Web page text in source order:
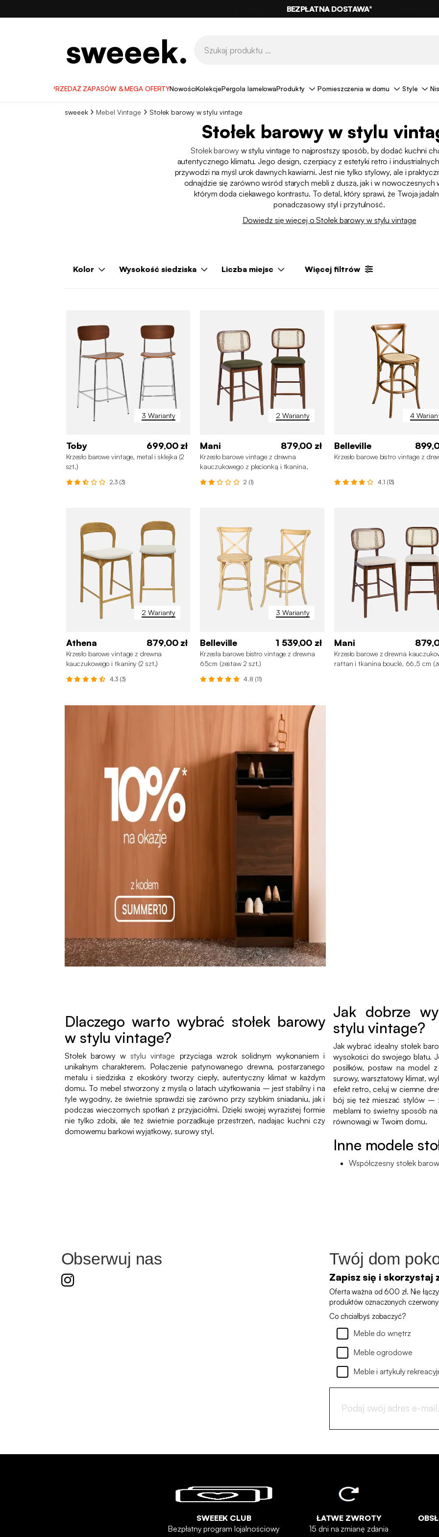
BEZPŁATNA DOSTAWA*
WYPRZEDAŻ ZAPASÓW & MEGA OFERTYNowościKolekcjePergola lamelowaProdukty Pomieszczenia w domu Style
sweeek Mebel Vintage Stołek barowy w stylu vintage
Stołek barowy w stylu
Stołek barowyw stylu vintage to najprostszy sposób, by dodać kuchni
autentycznego klimatu. Jego design, czerpiący z estetyki retro i
przywodzi na myśl urok dawnych kawiarni. Jest nie tylko stylowy, ale i
odnajdzie się zarówno wśród starych mebli z duszą, jak i w nowoczesnych
którym doda ciekawego kontrastu. To detal, który sprawi, że Twoja
ponadczasowy styl i przytulność.
Dowiedz się więcej o Stołek barowy w stylu vintage
Kolor Wysokość siedziska Liczba miejsc Więcej filtrów
3 Warianty
Toby 699,00 zł
Krzesło barowe vintage, metal i sklejka (2
szt.)
2.3 (3)
2 Warianty
Mani 879,00 zł
Krzesło barowe vintage z drewna
kauczukowego z plecionką i tkanina,
2 (1)
4
Belleville
Krzesło barowe bistro vintage z
4.1 (13)
2 Warianty
Athena 879,00 zł
Krzesło barowe vintage z drewna
kauczukowego i tkaniny (2 szt.)
4.3 (3)
3 Warianty
Belleville 1 539,00 zł
Krzesła barowe bistro vintage z drewna
65cm (zestaw 2 szt.)
4.8 (11)
Mani
Krzesło barowe z drewna
rattan i tkanina bouclé, 66,5 cm
Dlaczego warto wybrać stołek barowy
w stylu vintage?
Stołek barowy w stylu vintage przyciąga wzrok solidnym wykonaniem i
unikalnym charakterem. Połączenie patynowanego drewna, postarzanego
metalu i siedziska z ekoskóry tworzy ciepły, autentyczny klimat w każdym
domu. To mebel stworzony z myślą o latach użytkowania – jest stabilny i na
tyle wygodny, że świetnie sprawdzi się zarówno przy szybkim śniadaniu, jak i
podczas wieczornych spotkań z przyjaciółmi. Dzięki swojej wyrazistej formie
nie tylko zdobi, ale też świetnie porządkuje przestrzeń, nadając kuchni czy
domowemu barkowi wyjątkowy, surowy styl.
Jak dobrze
stylu vintage?
Jak wybrać idealny stołek
wysokości do swojego blatu.
posiłków, postaw na model
surowy, warsztatowy klimat,
efekt retro, celuj w ciemne
bój się też mieszać stylów –
meblami to świetny sposób
równowagi w Twoim domu.
Inne modele
Współczesny stołek
Obserwuj nas Twój dom
Zapisz się i skorzystaj
Oferta ważna od 600 zł. Nie
produktów oznaczonych
Co chciałbyś zobaczyć?
Meble do wnętrz
Meble ogrodowe
Meble i artykuły
SWEEEK CLUB
Bezpłatny program lojalnościowy
ŁATWE ZWROTY
15 dni na zmianę zdania